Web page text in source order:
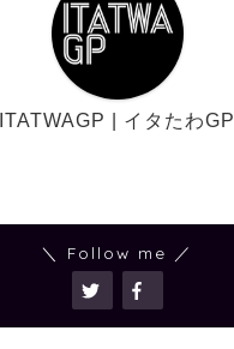
ITATWAGP | イタたわGP
＼ Follow me ／